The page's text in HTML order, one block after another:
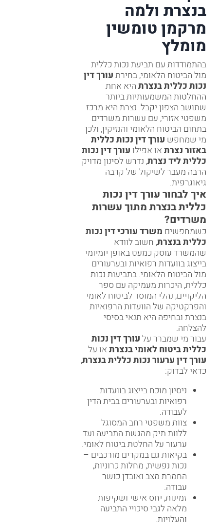
בנצרת ולמה
מרקמן טומשין
מומלץ
בהתמודדות עם תביעת נכות כללית
מול הביטוח הלאומי, בחירתעורך דין
נכות כללית בנצרתהיא אחת
ההחלטות המשמעותיות ביותר
שתושב הצפון יקבל. נצרת היא מרכז
משפטי אזורי, עם עשרות משרדים
בתחום הביטוח הלאומי והנזיקין, ולכן
מי שמחפש עורך דין נכות כללית
באזור נצרתאו אפילו עורך דין נכות
כללית ליד נצרת, נדרש לסינון מדויק
הרבה מעבר לשיקול של קרבה
גיאוגרפית.
איך לבחור עורך דין נכות
כללית בנצרת מתוך עשרות
משרדים?
כשמחפשים משרד עורכי דין נכות
כללית בנצרת, חשוב לוודא
שהמשרד עוסק כמעט באופן יומיומי
בייצוג בוועדות רפואיות ובערעורים
מול הביטוח הלאומי. בתביעות נכות
כללית, היכרות מעמיקה עם ספר
הליקויים, נהלי המוסד לביטוח לאומי
והפרקטיקה של הוועדות הרפואיות
בנצרת ובחיפה היא תנאי בסיסי
להצלחה.
עבור מי שמברר עלעורך דין נכות
כללית ביטוח לאומי בנצרתאו על
עורך דין ערעור נכות כללית בנצרת,
כדאי לבדוק:
ניסיון מוכח בייצוג בוועדות
רפואיות ובערעורים בבית הדין
לעבודה.
צוות משפטי רחב המסוגל
ללוות תיק מהגשת התביעה ועד
ערעור על החלטת ביטוח לאומי.
בקיאות גם במקרים מורכבים –
נכות נפשית, מחלות כרוניות,
החמרת מצב ואובדן כושר
עבודה.
זמינות, יחס אישי ושקיפות
מלאה לגבי סיכויי התביעה
והעלויות.